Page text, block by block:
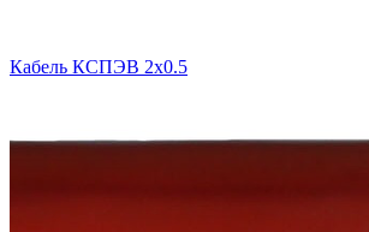
Кабель КСПЭВ 2х0.5